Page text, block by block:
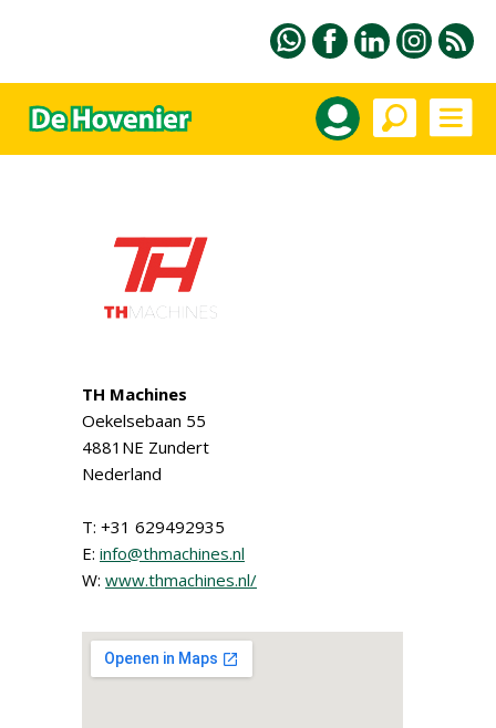
TH Machines
Oekelsebaan 55
4881NE Zundert
Nederland
T: +31 629492935
E: info@thmachines.nl
W: www.thmachines.nl/